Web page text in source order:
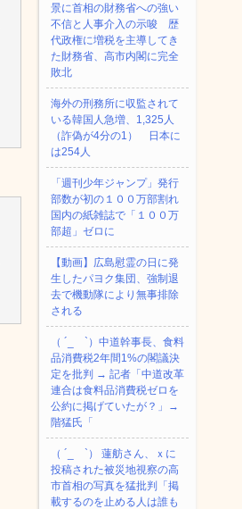
景に首相の財務省への強い
不信と人事介入の示唆 歴
代政権に増税を主導してき
た財務省、高市内閣に完全
敗北
海外の刑務所に収監されて
いる韓国人急増、1,325人
（詐偽が4分の1） 日本に
は254人
「週刊少年ジャンプ」発行
部数が初の１００万部割れ
国内の紙雑誌で「１００万
部超」ゼロに
【動画】広島慰霊の日に発
生したパヨク集団、強制退
去で機動隊により無事排除
される
（ ´_ゝ`）中道幹事長、食料
品消費税2年間1%の閣議決
定を批判 → 記者「中道改革
連合は食料品消費税ゼロを
公約に掲げていたが？」→
階猛氏「
（ ´_ゝ`） 蓮舫さん、ｘに
投稿された被災地視察の高
市首相の写真を猛批判「掲
載するのを止める人は誰も